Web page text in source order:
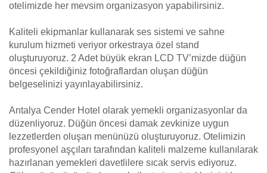
otelimizde her mevsim organizasyon yapabilirsiniz.
Kaliteli ekipmanlar kullanarak ses sistemi ve sahne
kurulum hizmeti veriyor orkestraya özel stand
oluşturuyoruz. 2 Adet büyük ekran LCD TV’mizde düğün
öncesi çekildiğiniz fotoğraflardan oluşan düğün
belgeselinizi yayınlayabilirsiniz.
Antalya Cender Hotel olarak yemekli organizasyonlar da
düzenliyoruz. Düğün öncesi damak zevkinize uygun
lezzetlerden oluşan menünüzü oluşturuyoruz. Otelimizin
profesyonel aşçıları tarafından kaliteli malzeme kullanılarak
hazırlanan yemekleri davetlilere sıcak servis ediyoruz.